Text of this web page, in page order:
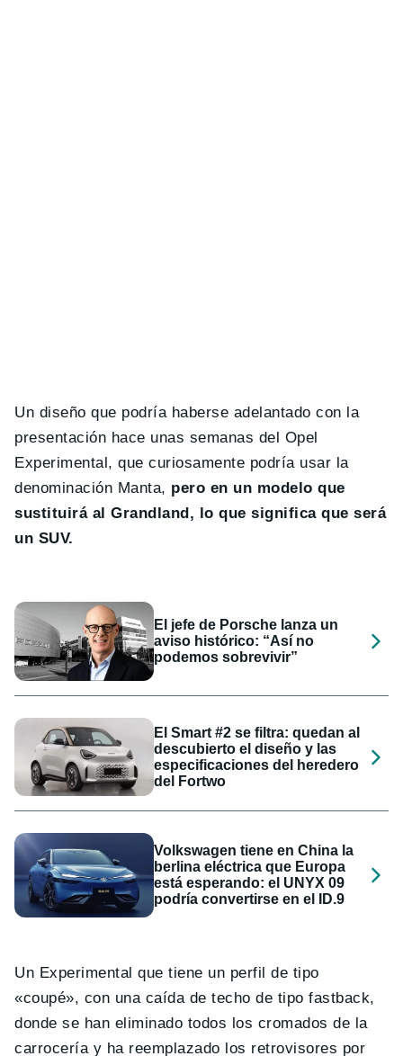
Un diseño que podría haberse adelantado con la
presentación hace unas semanas del Opel
Experimental, que curiosamente podría usar la
denominación Manta, pero en un modelo que
sustituirá al Grandland, lo que significa que será
un SUV.
El jefe de Porsche lanza un
aviso histórico: “Así no
podemos sobrevivir”
El Smart #2 se filtra: quedan al
descubierto el diseño y las
especificaciones del heredero
del Fortwo
Volkswagen tiene en China la
berlina eléctrica que Europa
está esperando: el UNYX 09
podría convertirse en el ID.9
Un Experimental que tiene un perfil de tipo
«coupé», con una caída de techo de tipo fastback,
donde se han eliminado todos los cromados de la
carrocería y ha reemplazado los retrovisores por